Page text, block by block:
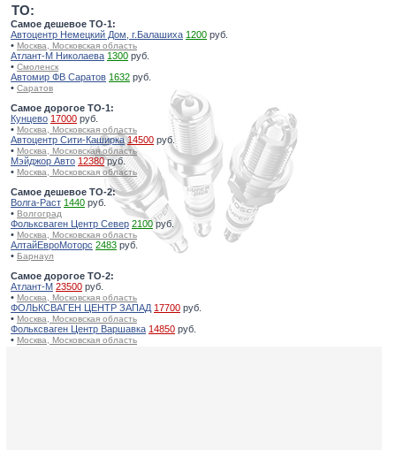
TO:
Самое дешевое ТО-1:
Автоцентр Немецкий Дом, г.Балашиха 1200 руб.
• Москва, Московская область
Атлант-М Николаева 1300 руб.
• Смоленск
Автомир ФВ Саратов 1632 руб.
• Саратов
Самое дорогое ТО-1:
Кунцево 17000 руб.
• Москва, Московская область
Автоцентр Сити-Каширка 14500 руб.
• Москва, Московская область
Мэйджор Авто 12380руб.
• Москва, Московская область
Самое дешевое ТО-2:
Волга-Раст 1440 руб.
• Волгоград
Фольксваген Центр Север 2100руб.
• Москва, Московская область
АлтайЕвроМоторс 2483 руб.
• Барнаул
Самое дорогое ТО-2:
Атлант-М 23500 руб.
• Москва, Московская область
ФОЛЬКСВАГЕН ЦЕНТР ЗАПАД 17700 руб.
• Москва, Московская область
Фольксваген Центр Варшавка 14850 руб.
• Москва, Московская область